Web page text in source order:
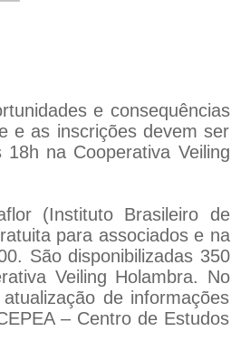
e consequências
e as inscrições devem ser
na Cooperativa Veiling
(Instituto Brasileiro de
para associados e na
São disponibilizadas 350
Veiling Holambra. No
de informações
– Centro de Estudos